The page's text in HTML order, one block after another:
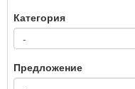
Категория
Предложение